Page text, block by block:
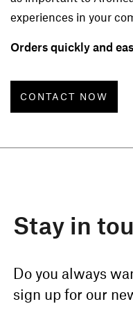
experiences in your
Orders quickly and
CONTACT NOW
Stay in
Do you always
sign up for our